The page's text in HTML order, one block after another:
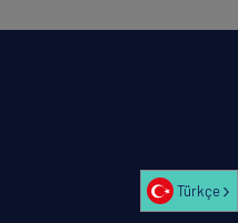
Türkçe